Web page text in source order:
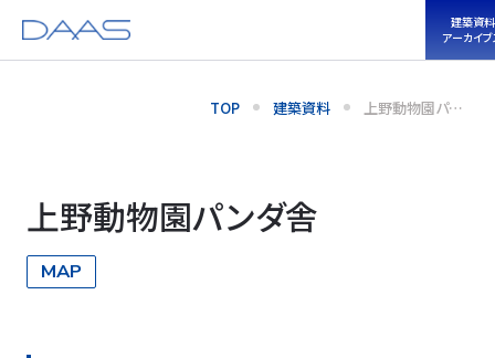
建築資料
アーカイ
TOP 建築資料 上野動物園パン
ダ舎
上野動物園パンダ舎
MAP